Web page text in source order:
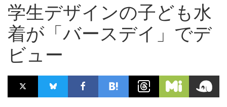
学生デザインの子ども水
着が「バースデイ」でデ
ビュー